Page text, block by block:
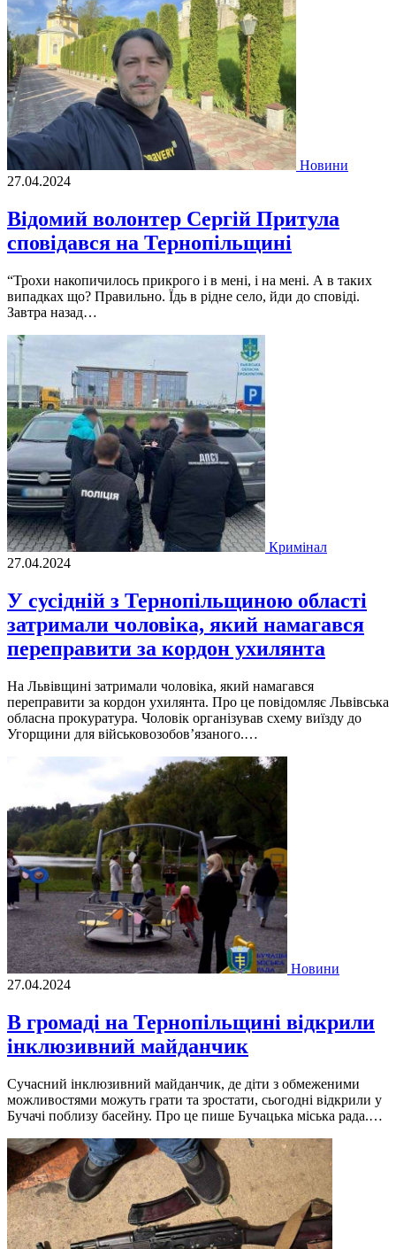
Новини
27.04.2024
Відомий волонтер Сергій Притула
сповідався на Тернопільщині
“Трохи накопичилось прикрого і в мені, і на мені. А в таких
випадках що? Правильно. Їдь в рідне село, йди до сповіді.
Завтра назад…
Кримінал
27.04.2024
У сусідній з Тернопільщиною області
затримали чоловіка, який намагався
переправити за кордон ухилянта
На Львівщині затримали чоловіка, який намагався
переправити за кордон ухилянта. Про це повідомляє Львівська
обласна прокуратура. Чоловік організував схему виїзду до
Угорщини для військовозобов’язаного.…
Новини
27.04.2024
В громаді на Тернопільщині відкрили
інклюзивний майданчик
Сучасний інклюзивний майданчик, де діти з обмеженими
можливостями можуть грати та зростати, сьогодні відкрили у
Бучачі поблизу басейну. Про це пише Бучацька міська рада.…